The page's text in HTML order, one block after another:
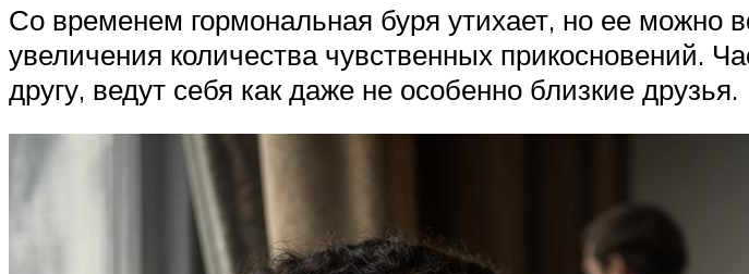
Со временем гормональная буря утихает, но ее
увеличения количества чувственных прикосновений.
другу, ведут себя как даже не особенно близкие друзья.